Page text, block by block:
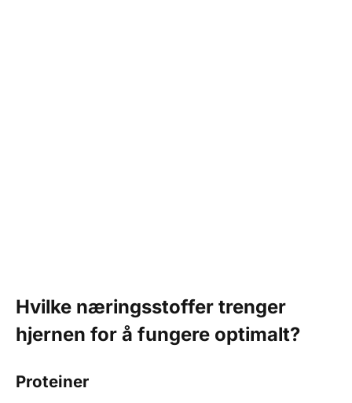
Hvilke næringsstoffer trenger
hjernen for å fungere optimalt?
Proteiner